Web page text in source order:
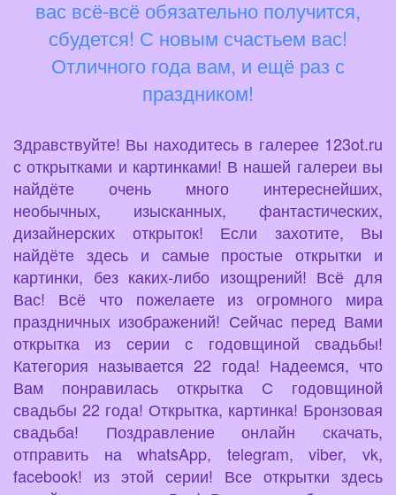
вас всё-всё обязательно получится,
сбудется! С новым счастьем вас!
Отличного года вам, и ещё раз с
праздником!
Здравствуйте! Вы находитесь в галерее 123ot.ru
с открытками и картинками! В нашей галереи вы
найдёте очень много интереснейших,
необычных, изысканных, фантастических,
дизайнерских открыток! Если захотите, Вы
найдёте здесь и самые простые открытки и
картинки, без каких-либо изощрений! Всё для
Вас! Всё что пожелаете из огромного мира
праздничных изображений! Сейчас перед Вами
открытка из серии с годовщиной свадьбы!
Категория называется 22 года! Надеемся, что
Вам понравилась открытка С годовщиной
свадьбы 22 года! Открытка, картинка! Бронзовая
свадьба! Поздравление онлайн скачать,
отправить на whatsApp, telegram, viber, vk,
facebook! из этой серии! Все открытки здесь